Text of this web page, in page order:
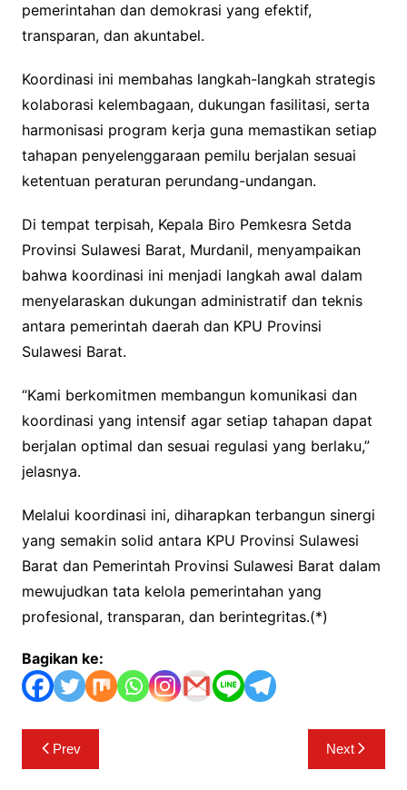
pemerintahan dan demokrasi yang efektif,
transparan, dan akuntabel.
Koordinasi ini membahas langkah-langkah strategis
kolaborasi kelembagaan, dukungan fasilitasi, serta
harmonisasi program kerja guna memastikan setiap
tahapan penyelenggaraan pemilu berjalan sesuai
ketentuan peraturan perundang-undangan.
Di tempat terpisah, Kepala Biro Pemkesra Setda
Provinsi Sulawesi Barat, Murdanil, menyampaikan
bahwa koordinasi ini menjadi langkah awal dalam
menyelaraskan dukungan administratif dan teknis
antara pemerintah daerah dan KPU Provinsi
Sulawesi Barat.
“Kami berkomitmen membangun komunikasi dan
koordinasi yang intensif agar setiap tahapan dapat
berjalan optimal dan sesuai regulasi yang berlaku,”
jelasnya.
Melalui koordinasi ini, diharapkan terbangun sinergi
yang semakin solid antara KPU Provinsi Sulawesi
Barat dan Pemerintah Provinsi Sulawesi Barat dalam
mewujudkan tata kelola pemerintahan yang
profesional, transparan, dan berintegritas.(*)
Bagikan ke:
Navigasi
pos
Prev Next